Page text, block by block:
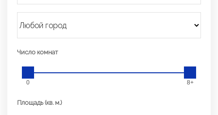
Число комнат
0 8+
Площадь (кв. м.)